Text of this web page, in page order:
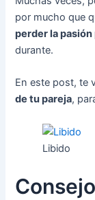
por mucho que
perder la
durante.
En este post, te
de tu pareja,
Libido